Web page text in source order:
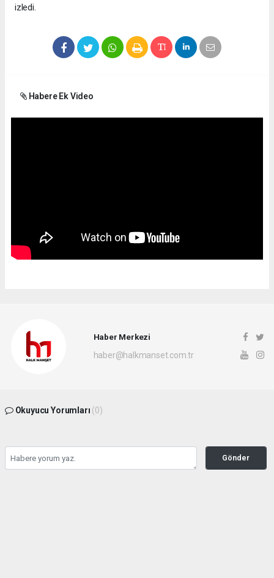
izledi.
Habere Ek Video
Haber Merkezi
haber@halkmanset.com.tr
Okuyucu Yorumları (0)
Gönder